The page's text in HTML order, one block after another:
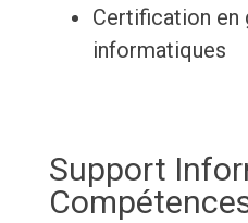
Certification en
informatiques
Support